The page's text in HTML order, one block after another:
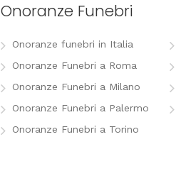
Onoranze Funebri
Onoranze funebri in Italia
Onoranze Funebri a Roma
Onoranze Funebri a Milano
Onoranze Funebri a Palermo
Onoranze Funebri a Torino